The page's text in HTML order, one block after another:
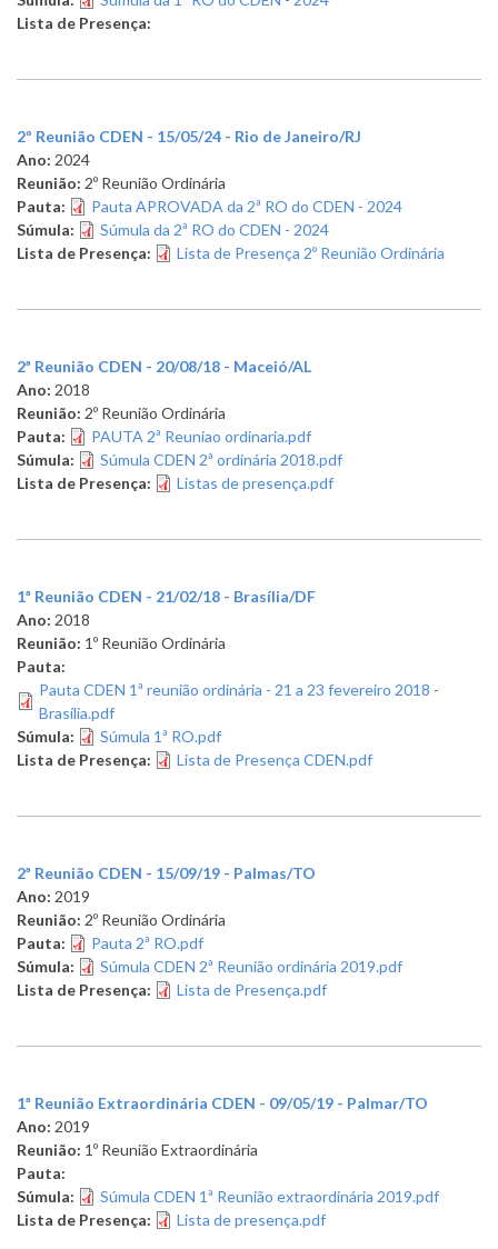
Lista de Presença:
2º Reunião CDEN - 15/05/24 - Rio de Janeiro/RJ
Ano: 2024
Reunião: 2º Reunião Ordinária
Pauta:
Pauta APROVADA da 2ª RO do CDEN - 2024
Súmula:
Súmula da 2ª RO do CDEN - 2024
Lista de Presença:
Lista de Presença 2º Reunião Ordinária
2ª Reunião CDEN - 20/08/18 - Maceió/AL
Ano: 2018
Reunião: 2º Reunião Ordinária
Pauta:
PAUTA 2ª Reuniao ordinaria.pdf
Súmula:
Súmula CDEN 2ª ordinária 2018.pdf
Lista de Presença:
Listas de presença.pdf
1ª Reunião CDEN - 21/02/18 - Brasília/DF
Ano: 2018
Reunião: 1º Reunião Ordinária
Pauta:
Pauta CDEN 1ª reunião ordinária - 21 a 23 fevereiro 2018 -
Brasília.pdf
Súmula:
Súmula 1ª RO.pdf
Lista de Presença:
Lista de Presença CDEN.pdf
2ª Reunião CDEN - 15/09/19 - Palmas/TO
Ano: 2019
Reunião: 2º Reunião Ordinária
Pauta:
Pauta 2ª RO.pdf
Súmula:
Súmula CDEN 2ª Reunião ordinária 2019.pdf
Lista de Presença:
Lista de Presença.pdf
1ª Reunião Extraordinária CDEN - 09/05/19 - Palmar/TO
Ano: 2019
Reunião: 1º Reunião Extraordinária
Pauta:
Súmula:
Súmula CDEN 1ª Reunião extraordinária 2019.pdf
Lista de Presença:
Lista de presença.pdf